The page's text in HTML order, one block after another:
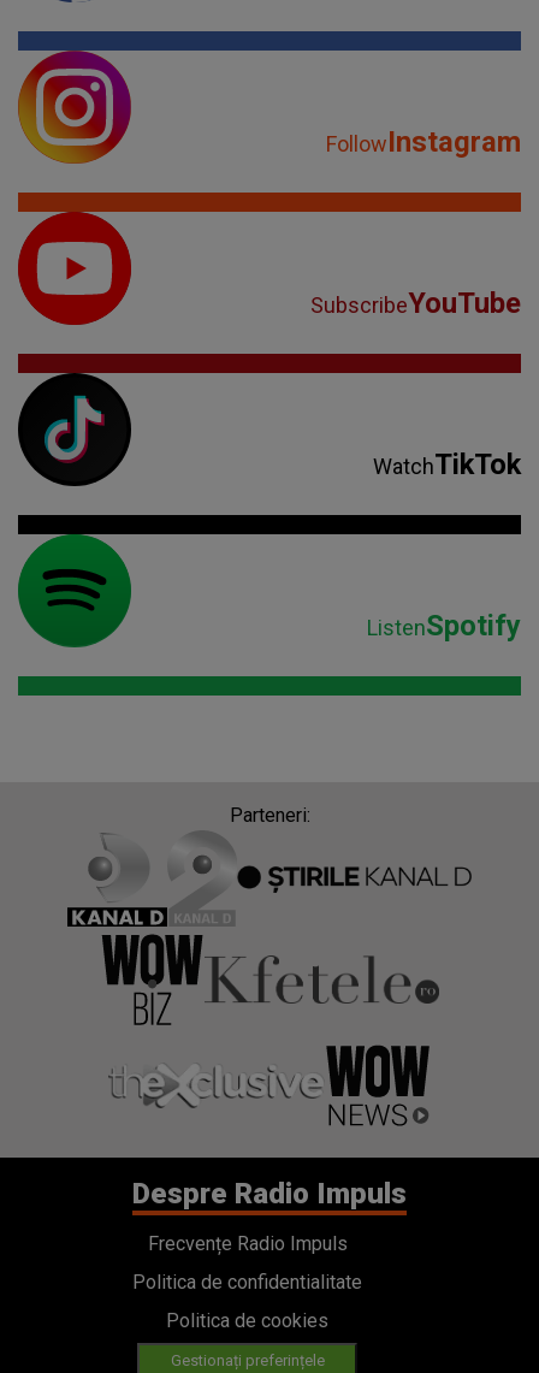
FollowInstagram
SubscribeYouTube
WatchTikTok
ListenSpotify
Parteneri:
Despre Radio Impuls
Frecvențe Radio Impuls
Politica de confidentialitate
Politica de cookies
Gestionați preferințele